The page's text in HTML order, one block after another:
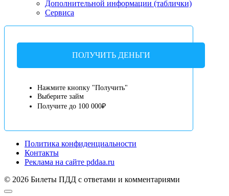
Дополнительной информации (таблички)
Сервиса
ПОЛУЧИТЬ ДЕНЬГИ
Нажмите кнопку "Получить"
Выберите займ
Получите до 100 000₽
Политика конфиденциальности
Контакты
Реклама на сайте pddaa.ru
© 2026 Билеты ПДД с ответами и комментариями